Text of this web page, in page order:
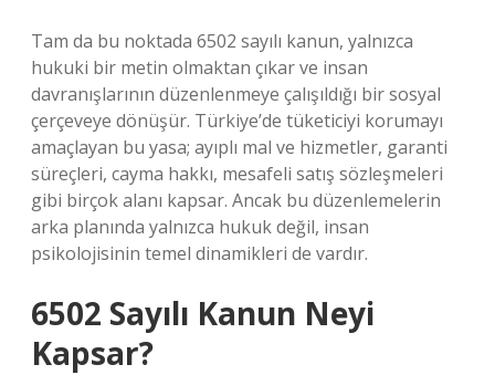
Tam da bu noktada 6502 sayılı kanun, yalnızca
hukuki bir metin olmaktan çıkar ve insan
davranışlarının düzenlenmeye çalışıldığı bir sosyal
çerçeveye dönüşür. Türkiye’de tüketiciyi korumayı
amaçlayan bu yasa; ayıplı mal ve hizmetler, garanti
süreçleri, cayma hakkı, mesafeli satış sözleşmeleri
gibi birçok alanı kapsar. Ancak bu düzenlemelerin
arka planında yalnızca hukuk değil, insan
psikolojisinin temel dinamikleri de vardır.
6502 Sayılı Kanun Neyi
Kapsar?